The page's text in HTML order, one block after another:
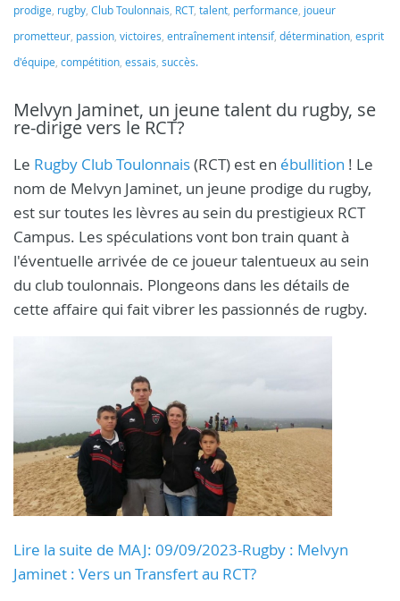
prodige, rugby, Club Toulonnais, RCT, talent, performance, joueur
prometteur, passion, victoires, entraînement intensif, détermination, esprit
d'équipe, compétition, essais, succès.
Melvyn Jaminet, un jeune talent du rugby, se
re-dirige vers le RCT?
Le Rugby Club Toulonnais(RCT) est en ébullition ! Le
nom de Melvyn Jaminet, un jeune prodige du rugby,
est sur toutes les lèvres au sein du prestigieux RCT
Campus. Les spéculations vont bon train quant à
l'éventuelle arrivée de ce joueur talentueux au sein
du club toulonnais. Plongeons dans les détails de
cette affaire qui fait vibrer les passionnés de rugby.
Lire la suite de MAJ: 09/09/2023-Rugby : Melvyn
Jaminet : Vers un Transfert au RCT?